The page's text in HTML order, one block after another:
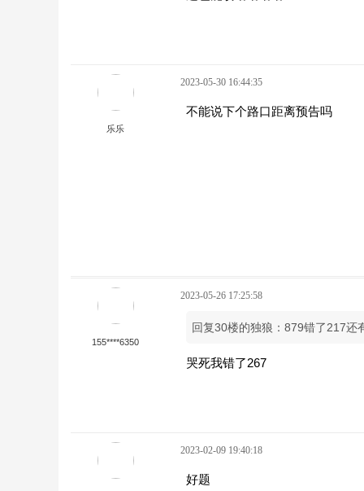
乐乐
2023-05-30 16:44:35
不能说下个路口距离预告吗
155****6350
2023-05-26 17:25:58
回复30楼的独狼：879错了217还
哭死我错了267
2023-02-09 19:40:18
好题